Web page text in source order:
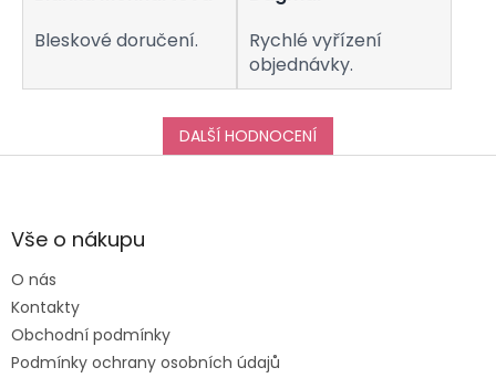
Bleskové doručení.
Rychlé vyřízení
objednávky.
DALŠÍ HODNOCENÍ
Z
aVše o nákupu
O nás
Kontakty
Obchodní podmínky
Podmínky ochrany osobních údajů